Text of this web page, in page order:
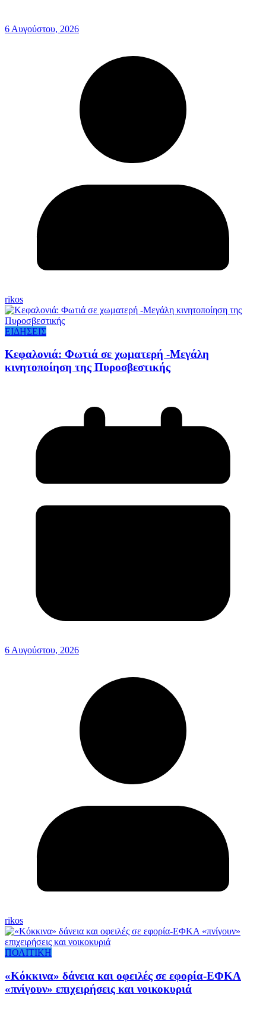
6 Αυγούστου, 2026
rikos
ΕΙΔΗΣΕΙΣ
Κεφαλονιά: Φωτιά σε χωματερή -Μεγάλη
κινητοποίηση της Πυροσβεστικής
6 Αυγούστου, 2026
rikos
ΠΟΛΙΤΙΚΗ
«Κόκκινα» δάνεια και οφειλές σε εφορία-ΕΦΚΑ
«πνίγουν» επιχειρήσεις και νοικοκυριά